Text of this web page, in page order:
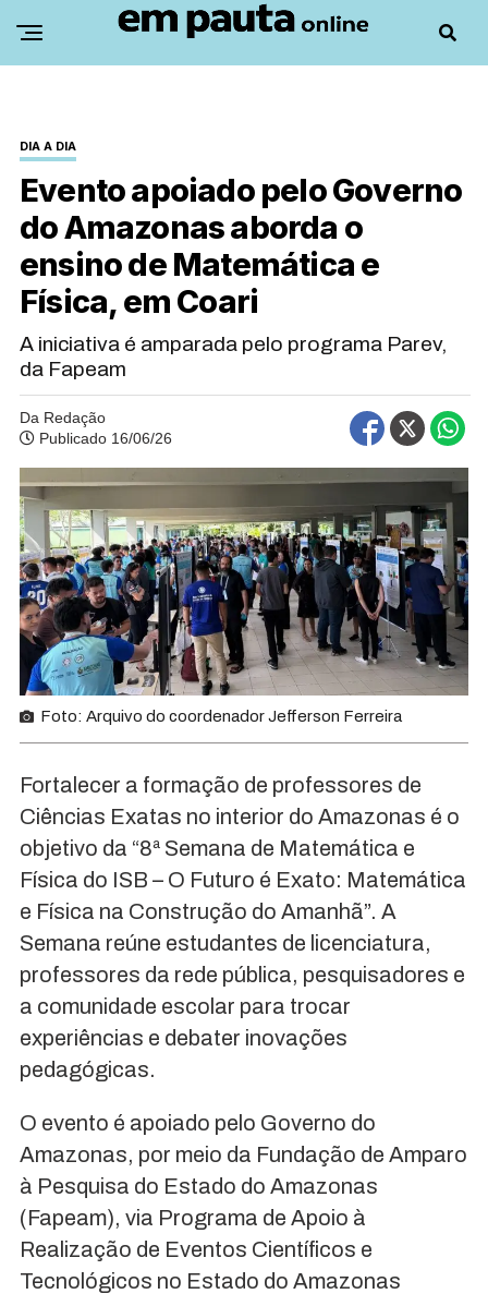
DIA A DIA
Evento apoiado pelo Governo
do Amazonas aborda o
ensino de Matemática e
Física, em Coari
A iniciativa é amparada pelo programa Parev,
da Fapeam
Da Redação
Publicado 16/06/26
Foto: Arquivo do coordenador Jefferson Ferreira
Fortalecer a formação de professores de
Ciências Exatas no interior do Amazonas é o
objetivo da “8ª Semana de Matemática e
Física do ISB – O Futuro é Exato: Matemática
e Física na Construção do Amanhã”. A
Semana reúne estudantes de licenciatura,
professores da rede pública, pesquisadores e
a comunidade escolar para trocar
experiências e debater inovações
pedagógicas.
O evento é apoiado pelo Governo do
Amazonas, por meio da Fundação de Amparo
à Pesquisa do Estado do Amazonas
(Fapeam), via Programa de Apoio à
Realização de Eventos Científicos e
Tecnológicos no Estado do Amazonas